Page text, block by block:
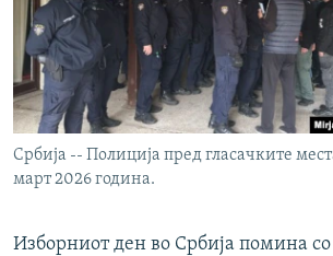
Србија -- Полиција пред гласачките
март 2026 година.
Изборниот ден во Србија помина